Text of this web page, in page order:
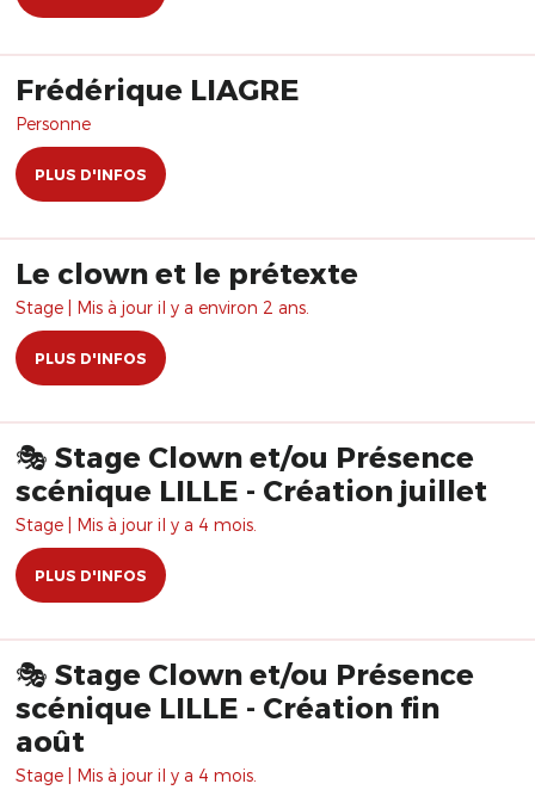
Frédérique LIAGRE
Personne
PLUS D'INFOS
Le clown et le prétexte
Stage | Mis à jour il y a environ 2 ans.
PLUS D'INFOS
🎭 Stage Clown et/ou Présence
scénique LILLE - Création juillet
Stage | Mis à jour il y a 4 mois.
PLUS D'INFOS
🎭 Stage Clown et/ou Présence
scénique LILLE - Création fin
août
Stage | Mis à jour il y a 4 mois.